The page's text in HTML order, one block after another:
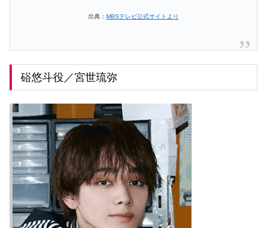
出典： MBSテレビ公式サイトより
硲悠斗役／宮世琉弥